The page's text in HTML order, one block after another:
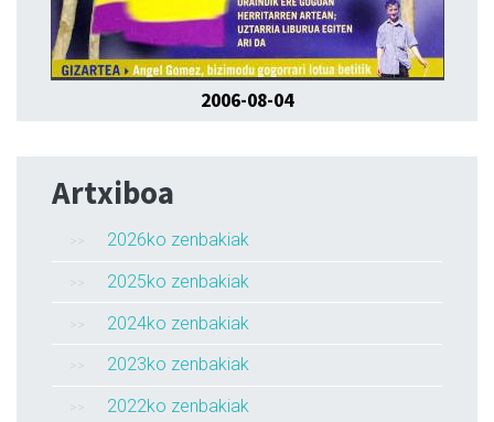
2006-08-04
Artxiboa
2026ko zenbakiak
2025ko zenbakiak
2024ko zenbakiak
2023ko zenbakiak
2022ko zenbakiak